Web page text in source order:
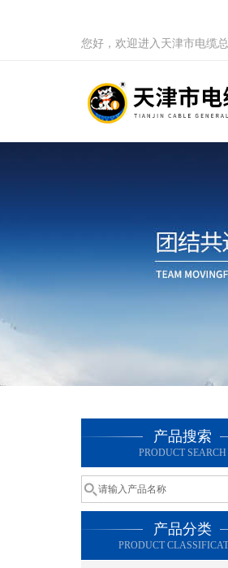
您好，欢迎进入天津市电缆
产品搜索
PRODUCT SEARCH
产品分类
PRODUCT